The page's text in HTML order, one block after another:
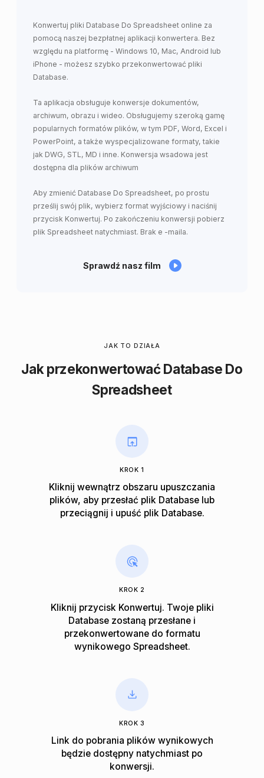
Konwertuj pliki Database Do Spreadsheet online za
pomocą naszej bezpłatnej aplikacji konwertera. Bez
względu na platformę - Windows 10, Mac, Android lub
iPhone - możesz szybko przekonwertować pliki
Database.
Ta aplikacja obsługuje konwersje dokumentów,
archiwum, obrazu i wideo. Obsługujemy szeroką gamę
popularnych formatów plików, w tym PDF, Word, Excel i
PowerPoint, a także wyspecjalizowane formaty, takie
jak DWG, STL, MD i inne. Konwersja wsadowa jest
dostępna dla plików archiwum
Aby zmienić Database Do Spreadsheet, po prostu
prześlij swój plik, wybierz format wyjściowy i naciśnij
przycisk Konwertuj. Po zakończeniu konwersji pobierz
plik Spreadsheet natychmiast. Brak e -maila.
Sprawdź nasz film
JAK TO DZIAŁA
Jak przekonwertować Database Do
Spreadsheet
KROK 1
Kliknij wewnątrz obszaru upuszczania
plików, aby przesłać plik Database lub
przeciągnij i upuść plik Database.
KROK 2
Kliknij przycisk Konwertuj. Twoje pliki
Database zostaną przesłane i
przekonwertowane do formatu
wynikowego Spreadsheet.
KROK 3
Link do pobrania plików wynikowych
będzie dostępny natychmiast po
konwersji.